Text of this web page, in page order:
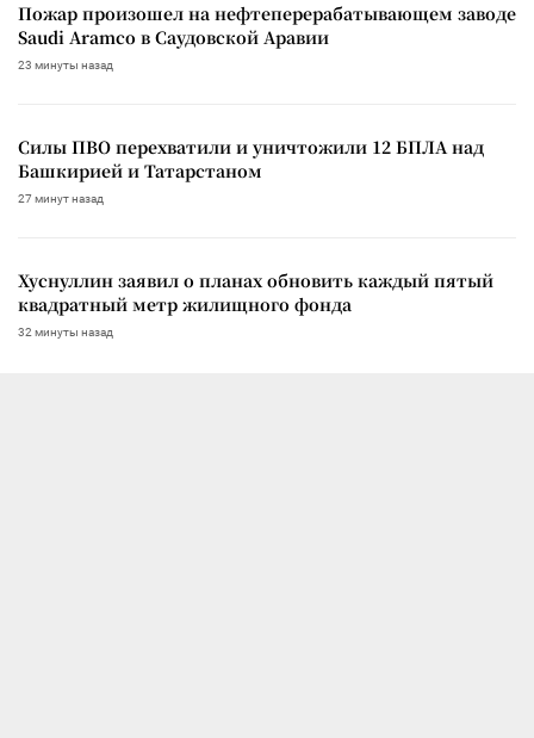
Пожар произошел на нефтеперерабатывающем заводе
Saudi Aramco в Саудовской Аравии
23 минуты назад
Силы ПВО перехватили и уничтожили 12 БПЛА над
Башкирией и Татарстаном
27 минут назад
Хуснуллин заявил о планах обновить каждый пятый
квадратный метр жилищного фонда
32 минуты назад